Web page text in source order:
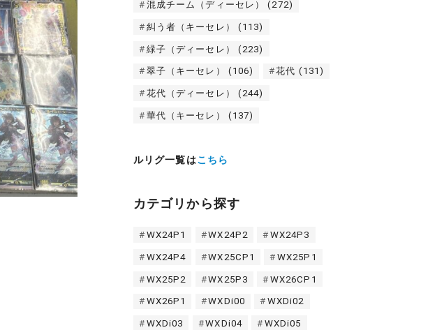
混成チーム（ディーセレ） (272)
糾う者（キーセレ） (113)
緑子（ディーセレ） (223)
翠子（キーセレ） (106) 花代 (131)
花代（ディーセレ） (244)
華代（キーセレ） (137)
ルリグ一覧はこちら
カテゴリから探す
WX24P1 WX24P2 WX24P3
WX24P4 WX25CP1 WX25P1
WX25P2 WX25P3 WX26CP1
WX26P1 WXDi00 WXDi02
WXDi03 WXDi04 WXDi05